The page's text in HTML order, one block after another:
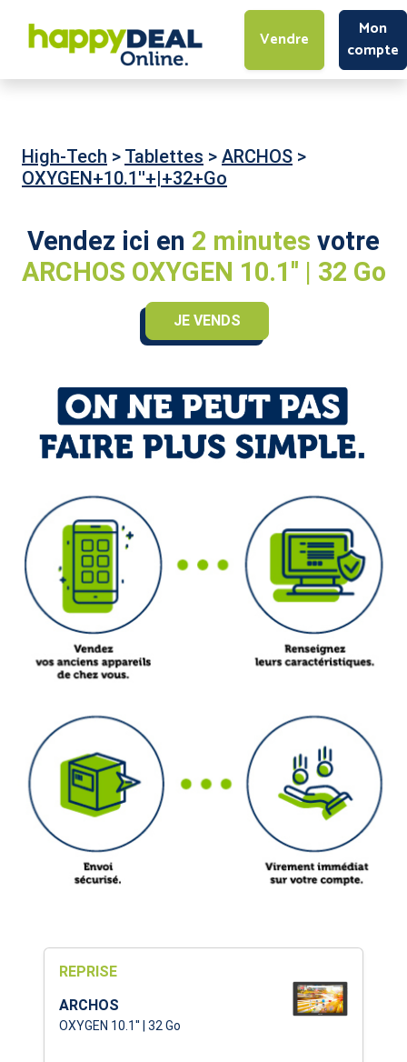
Vendre
Mon
compte
High-Tech > Tablettes > ARCHOS >
OXYGEN+10.1''+|+32+Go
Vendez ici en 2 minutes votre
ARCHOS OXYGEN 10.1'' | 32 Go
JE VENDS
REPRISE
ARCHOS
OXYGEN 10.1'' | 32 Go